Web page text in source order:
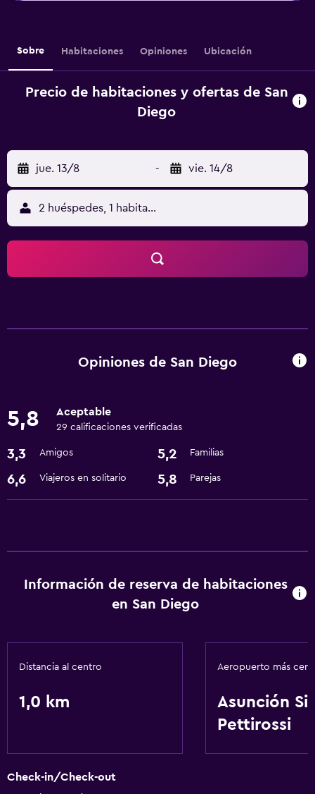
Sobre Habitaciones Opiniones Ubicación
Precio de habitaciones y ofertas de San
Diego
jue. 13/8 - vie. 14/8
2 huéspedes, 1 habitación
Opiniones de San Diego
5,8 Aceptable
29 calificaciones verificadas
3,3 Amigos 5,2 Familias
6,6 Viajeros en solitario 5,8 Parejas
Información de reserva de habitaciones
en San Diego
Distancia al centro
1,0 km
Aeropuerto más
Asunción
Pettirossi
Check-in/Check-out